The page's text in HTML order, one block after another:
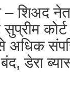
शिअद
सुप्रीम
अधिक
डेरा